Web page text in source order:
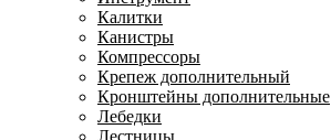
Калитки
Канистры
Компрессоры
Крепеж дополнительный
Кронштейны дополнительные
Лебедки
Лестницы